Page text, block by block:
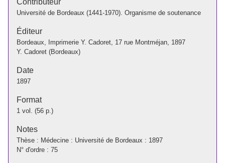
Université de Bordeaux (1441-1970). Organisme de soutenance
Éditeur
Bordeaux, Imprimerie Y. Cadoret, 17 rue Montméjan, 1897
Y. Cadoret (Bordeaux)
Date
1897
Format
1 vol. (56 p.)
Notes
Thèse : Médecine : Université de Bordeaux : 1897
N° d'ordre : 75